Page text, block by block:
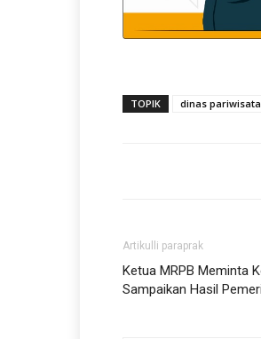
TOPIK dinas
Artikulli paraprak
Ketua MRPB Meminta
Sampaikan Hasil